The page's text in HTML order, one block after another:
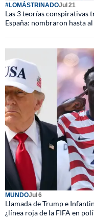
#LOMÁSTRINADOJul 21
Las 3 teorías conspirativas
España: nombraron hasta al
MUNDOJul 6
Llamada de Trump e
¿línea roja de la FIFA en